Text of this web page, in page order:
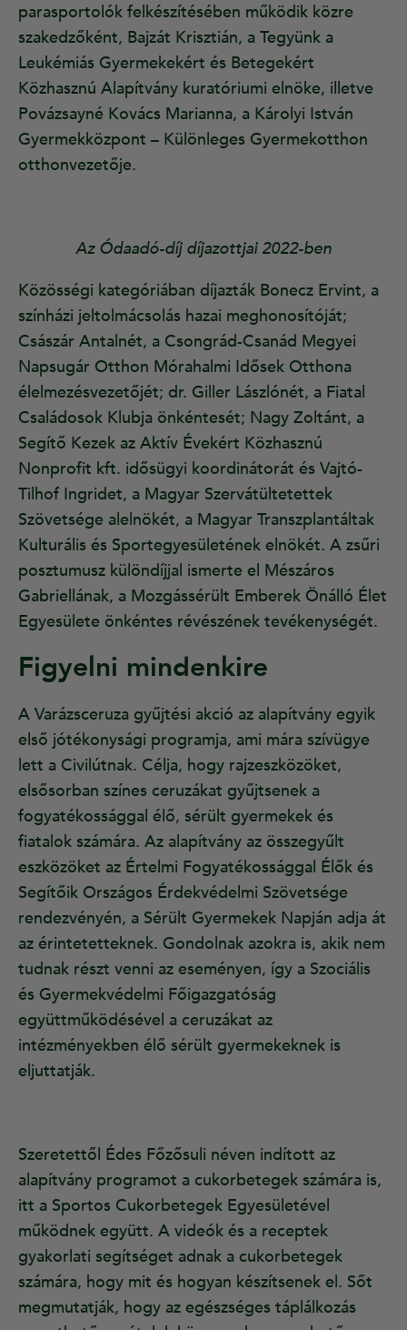
parasportolók felkészítésében működik közre
szakedzőként, Bajzát Krisztián, a Tegyünk a
Leukémiás Gyermekekért és Betegekért
Közhasznú Alapítvány kuratóriumi elnöke, illetve
Povázsayné Kovács Marianna, a Károlyi István
Gyermekközpont – Különleges Gyermekotthon
otthonvezetője.
Az Ódaadó-díj díjazottjai 2022-ben
Közösségi kategóriában díjazták Bonecz Ervint, a
színházi jeltolmácsolás hazai meghonosítóját;
Császár Antalnét, a Csongrád-Csanád Megyei
Napsugár Otthon Mórahalmi Idősek Otthona
élelmezésvezetőjét; dr. Giller Lászlónét, a Fiatal
Családosok Klubja önkéntesét; Nagy Zoltánt, a
Segítő Kezek az Aktív Évekért Közhasznú
Nonprofit kft. idősügyi koordinátorát és Vajtó-
Tilhof Ingridet, a Magyar Szervátültetettek
Szövetsége alelnökét, a Magyar Transzplantáltak
Kulturális és Sportegyesületének elnökét. A zsűri
posztumusz különdíjjal ismerte el Mészáros
Gabriellának, a Mozgássérült Emberek Önálló Élet
Egyesülete önkéntes révészének tevékenységét.
Figyelni mindenkire
A Varázsceruza gyűjtési akció az alapítvány egyik
első jótékonysági programja, ami mára szívügye
lett a Civilútnak. Célja, hogy rajzeszközöket,
elsősorban színes ceruzákat gyűjtsenek a
fogyatékossággal élő, sérült gyermekek és
fiatalok számára. Az alapítvány az összegyűlt
eszközöket az Értelmi Fogyatékossággal Élők és
Segítőik Országos Érdekvédelmi Szövetsége
rendezvényén, a Sérült Gyermekek Napján adja át
az érintetetteknek. Gondolnak azokra is, akik nem
tudnak részt venni az eseményen, így a Szociális
és Gyermekvédelmi Főigazgatóság
együttműködésével a ceruzákat az
intézményekben élő sérült gyermekeknek is
eljuttatják.
Szeretettől Édes Főzősuli néven indított az
alapítvány programot a cukorbetegek számára is,
itt a Sportos Cukorbetegek Egyesületével
működnek együtt. A videók és a receptek
gyakorlati segítséget adnak a cukorbetegek
számára, hogy mit és hogyan készítsenek el. Sőt
megmutatják, hogy az egészséges táplálkozás